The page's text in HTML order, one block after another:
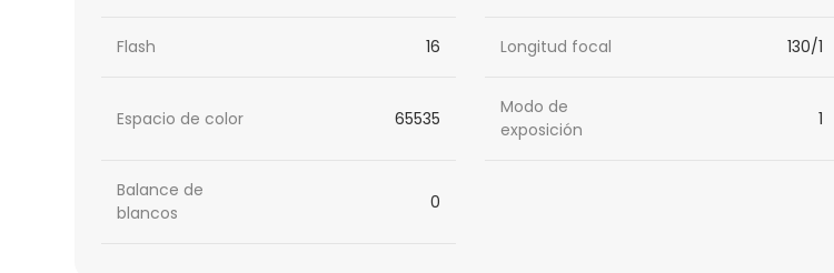
Flash 16 Longitud focal 130/1
Espacio de color 65535
Modo de
exposición
1
Balance de
blancos
0